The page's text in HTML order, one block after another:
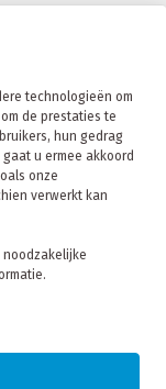
technologieën om
de prestaties te
hun gedrag
u ermee akkoord
onze
verwerkt kan
Group